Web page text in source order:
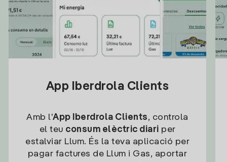
App Iberdrola Clients
Amb l'App Iberdrola Clients, controla
el teu consum elèctric diari per
estalviar Llum. És la teva aplicació per
pagar factures de Llum i Gas, aportar